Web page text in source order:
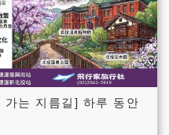
는 지름길] 하루 동안